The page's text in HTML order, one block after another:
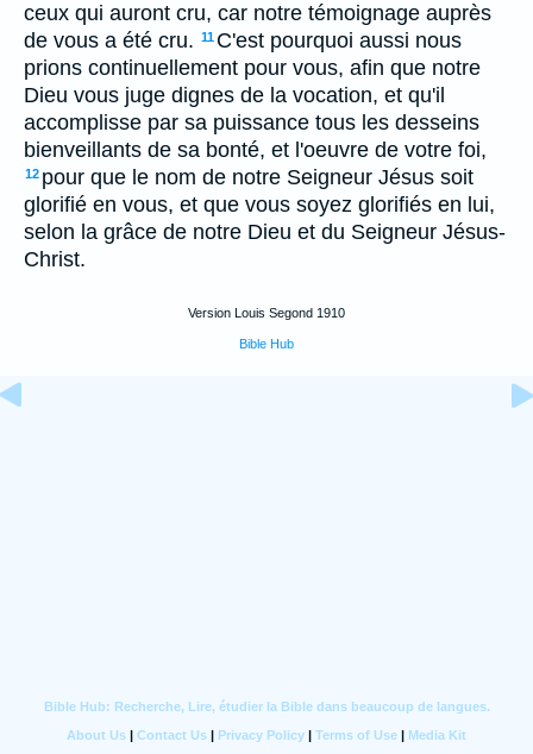
ceux qui auront cru, car notre témoignage auprès
de vous a été cru. 11 C'est pourquoi aussi nous
prions continuellement pour vous, afin que notre
Dieu vous juge dignes de la vocation, et qu'il
accomplisse par sa puissance tous les desseins
bienveillants de sa bonté, et l'oeuvre de votre foi,
12 pour que le nom de notre Seigneur Jésus soit
glorifié en vous, et que vous soyez glorifiés en lui,
selon la grâce de notre Dieu et du Seigneur Jésus-
Christ.
Version Louis Segond 1910
Bible Hub